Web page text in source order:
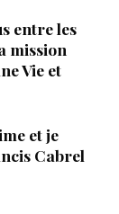
entre les
mission
Vie et
et je
Cabrel